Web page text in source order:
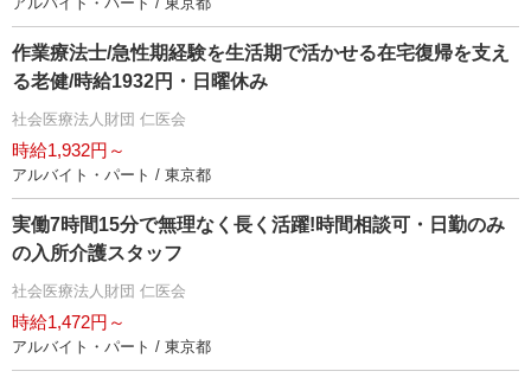
作業療法士/急性期経験を生活期で活かせる在宅復帰を支え
る老健/時給1932円・日曜休み
社会医療法人財団 仁医会
時給1,932円～
アルバイト・パート / 東京都
実働7時間15分で無理なく長く活躍!時間相談可・日勤のみ
の入所介護スタッフ
社会医療法人財団 仁医会
時給1,472円～
アルバイト・パート / 東京都